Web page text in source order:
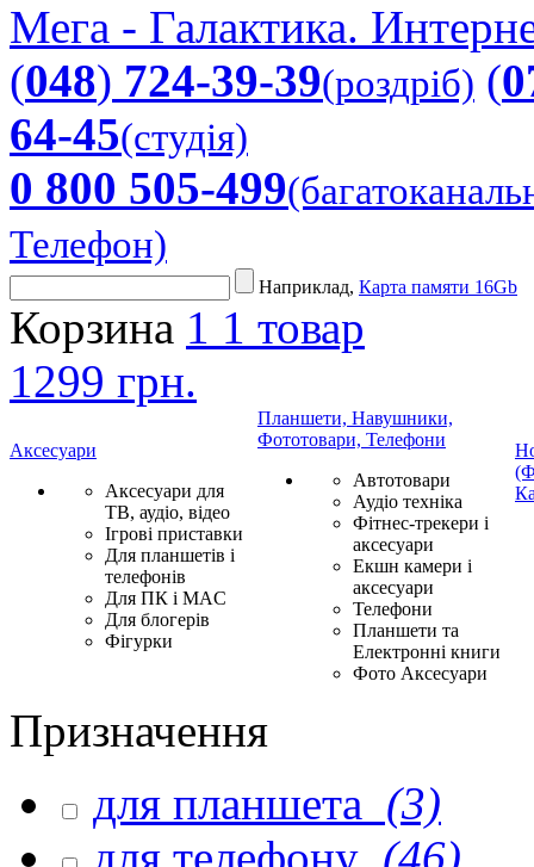
Мега - Галактика.
(048) 724-39-39(роздріб) (
64-45(студія)
0 800 505-499
Телефон)
Наприклад, Карта памяти 16Gb
Корзина 1 1 товар
1299 грн.
Аксесуари
Аксесуари для
ТВ, аудіо, відео
Ігрові приставки
Для планшетів і
телефонів
Для ПК і MAC
Для блогерів
Фігурки
Планшети, Навушники,
Фототовари, Телефони
Автотовари
Аудіо техніка
Фітнес-трекери і
аксесуари
Екшн камери і
аксесуари
Телефони
Планшети та
Електронні книги
Фото Аксесуари
Призначення
для планшета (3)